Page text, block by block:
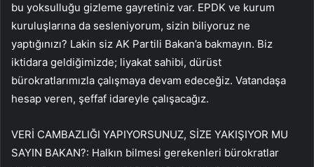
bu yoksulluğu gizleme gayretiniz var. EPDK ve kurum
kuruluşlarına da sesleniyorum, sizin biliyoruz ne
yaptığınızı? Lakin siz AK Partili Bakan’a bakmayın. Biz
iktidara geldiğimizde; liyakat sahibi, dürüst
bürokratlarımızla çalışmaya devam edeceğiz. Vatandaşa
hesap veren, şeffaf idareyle çalışacağız.
VERİ CAMBAZLIĞI YAPIYORSUNUZ, SİZE YAKIŞIYOR MU
SAYIN BAKAN?: Halkın bilmesi gerekenleri bürokratlar